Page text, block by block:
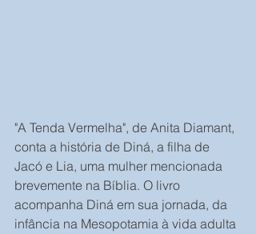
"A Tenda Vermelha", de Anita Diamant,
conta a história de Diná, a filha de
Jacó e Lia, uma mulher mencionada
brevemente na Bíblia. O livro
acompanha Diná em sua jornada, da
infância na Mesopotamia à vida adulta